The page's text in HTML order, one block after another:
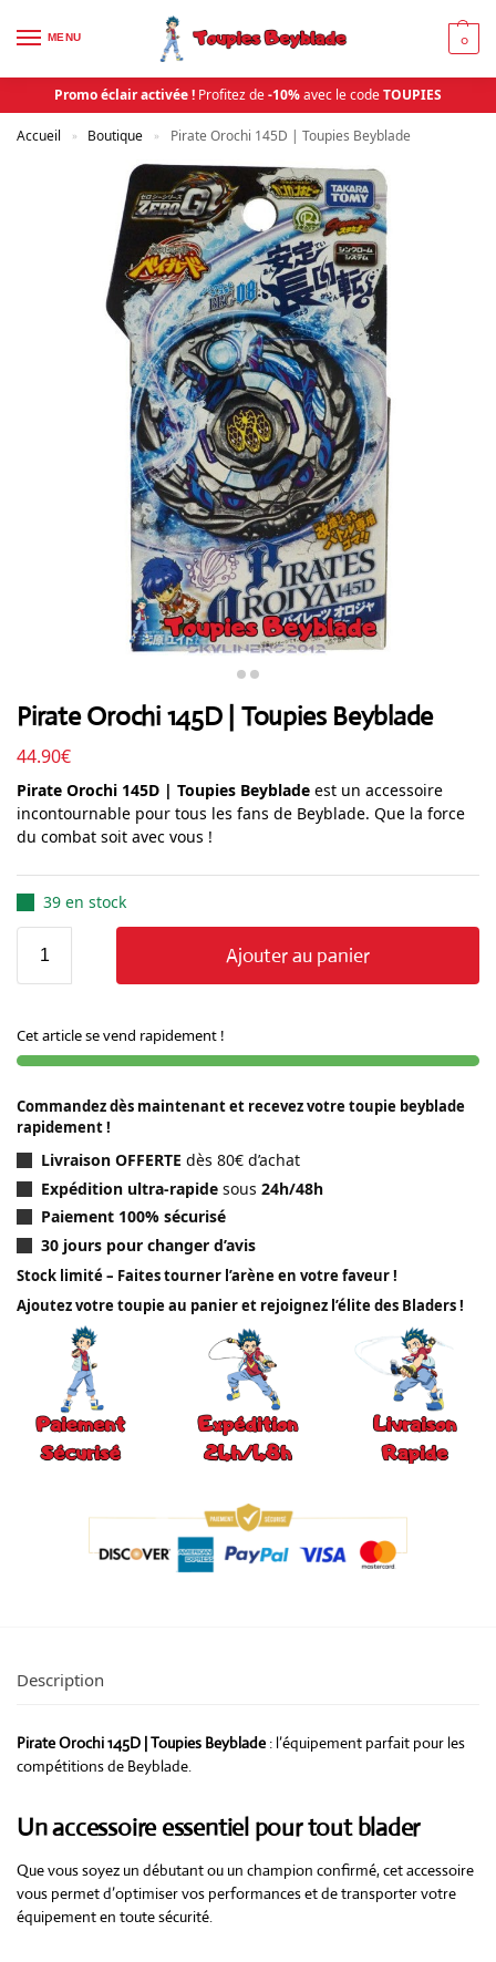
MENU 0
Promo éclair activée ! Profitez de-10%avec le codeTOUPIES
Accueil » Boutique » Pirate Orochi 145D | Toupies Beyblade
Pirate Orochi 145D | Toupies Beyblade
44.90€
Pirate Orochi 145D | Toupies Beyblade est un accessoire
incontournable pour tous les fans de Beyblade. Que la force
du combat soit avec vous !
39 en stock
Ajouter au panier
Cet article se vend rapidement !
Commandez dès maintenant et recevez votre toupie beyblade
rapidement !
Livraison OFFERTE dès 80€ d’achat
Expédition ultra-rapide sous 24h/48h
Paiement 100% sécurisé
30 jours pour changer d’avis
Stock limité – Faites tourner l’arène en votre faveur !
Ajoutez votre toupie au panier et rejoignez l’élite des Bladers !
Description
Pirate Orochi 145D | Toupies Beyblade : l’équipement parfait pour les
compétitions de Beyblade.
Un accessoire essentiel pour tout blader
Que vous soyez un débutant ou un champion confirmé, cet accessoire
vous permet d’optimiser vos performances et de transporter votre
équipement en toute sécurité.